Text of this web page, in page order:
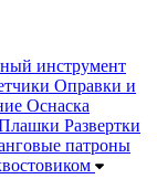
инструмент
Оправки и
Оснаска
Развертки
патроны